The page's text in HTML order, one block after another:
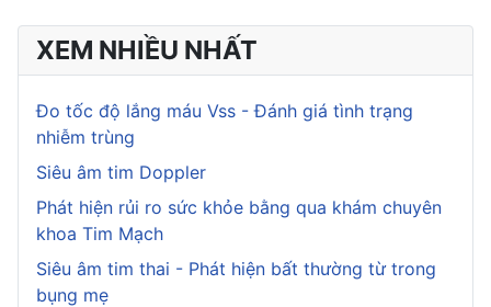
XEM NHIỀU NHẤT
Đo tốc độ lắng máu Vss - Đánh giá tình trạng
nhiễm trùng
Siêu âm tim Doppler
Phát hiện rủi ro sức khỏe bằng qua khám chuyên
khoa Tim Mạch
Siêu âm tim thai - Phát hiện bất thường từ trong
bụng mẹ